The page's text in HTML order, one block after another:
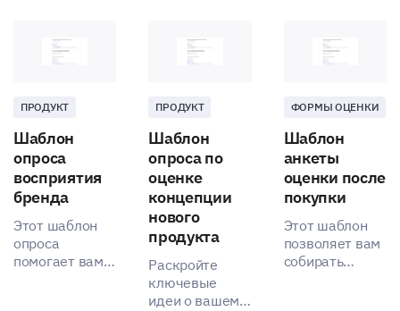
ПРОДУКТ
Шаблон
опроса
восприятия
бренда
Этот шаблон
опроса
помогает вам
ПРОДУКТ
Шаблон
опроса по
оценке
концепции
нового
продукта
Раскройте
ключевые
идеи о вашем
ФОРМЫ ОЦЕНКИ
Шаблон
анкеты
оценки после
покупки
Этот шаблон
позволяет вам
собирать